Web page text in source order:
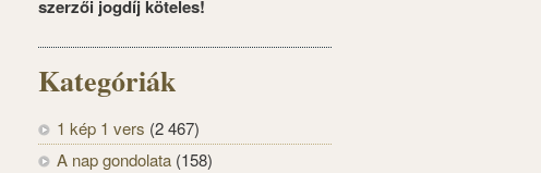
szerzői jogdíj köteles!
Kategóriák
1 kép 1 vers (2 467)
A nap gondolata (158)